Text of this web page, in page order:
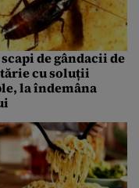
de gândacii de
cu soluții
la îndemâna